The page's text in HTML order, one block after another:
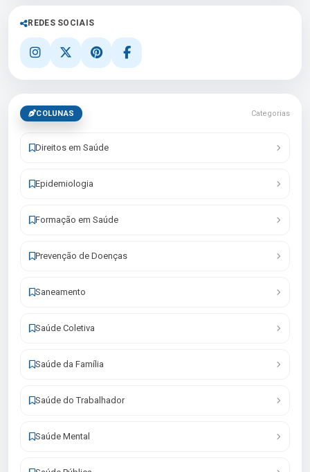
REDES SOCIAIS
COLUNAS Categorias
Direitos em Saúde
Epidemiologia
Formação em Saúde
Prevenção de Doenças
Saneamento
Saúde Coletiva
Saúde da Família
Saúde do Trabalhador
Saúde Mental